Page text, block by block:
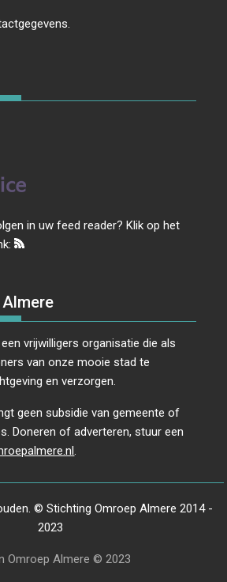
in uw feed reader? Klik op het
vrijwilligers organisatie die als
van onze mooie stad te
en verzorgen.
geen subsidie van gemeente of
Doneren of adverteren, stuur een
.
© Stichting Omroep Almere 2014 -
2023
Omroep Almere © 2023